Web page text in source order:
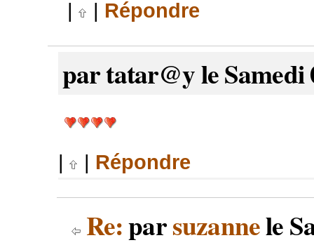
| | Répondre
par tatar@y le Samedi
| | Répondre
Re:parsuzannele